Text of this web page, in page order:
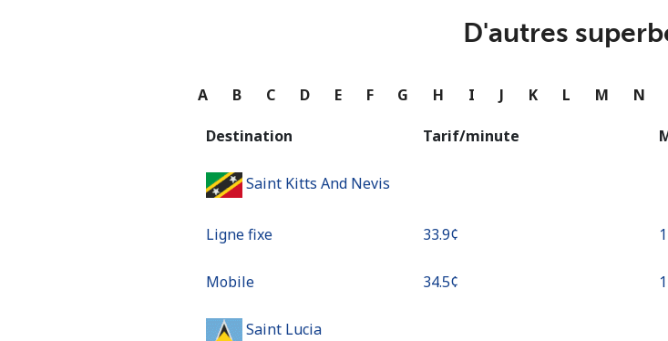
Continue avec
D'autres
A B C D E F G H I J K L M N
Destination Tarif/minute
Saint Kitts And Nevis
Ligne fixe ⁦33.9¢⁩
Mobile ⁦34.5¢⁩
Saint Lucia